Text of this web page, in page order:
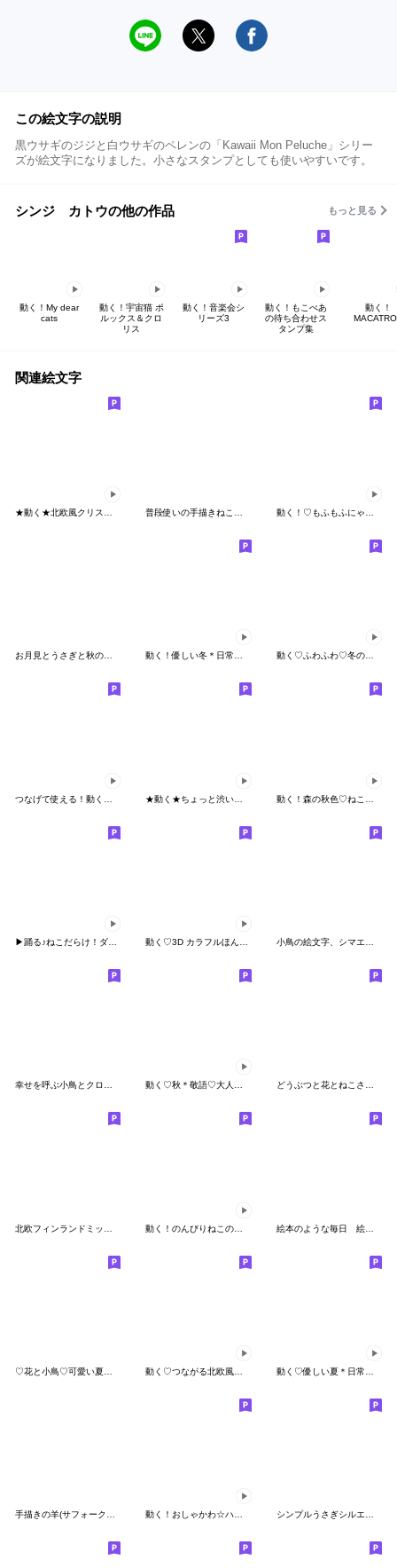
この絵文字の説明
黒ウサギのジジと白ウサギのペレンの「Kawaii Mon Peluche」シリー
ズが絵文字になりました。小さなスタンプとしても使いやすいです。
シンジ カトウの他の作品 もっと見る
動く！My dear
cats
動く！宇宙猫 ポ
ルックス＆クロ
リス
動く！音楽会シ
リーズ3
動く！もこべあ
の待ち合わせス
タンプ集
動く！
関連絵文字
お月見とうさぎと秋の草花 動く！優しい冬＊日常絵文字 動く♡ふわふわ♡冬の子猫
幸せを呼ぶ小鳥とクローバーの絵文字 動く♡秋＊敬語♡大人ガーリー どうぶつと花とねこさんの絵文字
絵本のような毎日 絵文字06
手描きの羊(サフォーク種)【絵文字】 動く！おしゃかわ☆ハッピーハロウィン♡ シンプルうさぎシルエット